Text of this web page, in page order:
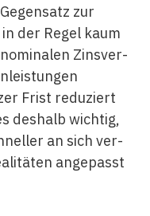
zur
der Regel kaum
Zins­ver­
Frist reduziert
deshalb wichtig,
an sich ver­
angepasst